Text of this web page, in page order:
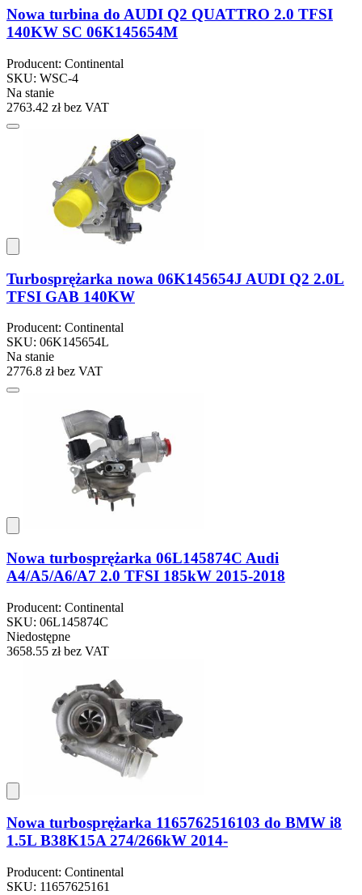
Nowa turbina do AUDI Q2 QUATTRO 2.0 TFSI
140KW SC 06K145654M
Producent: Continental
SKU: WSC-4
Na stanie
2763.42 złbez VAT
Turbosprężarka nowa 06K145654J AUDI Q2 2.0L
TFSI GAB 140KW
Producent: Continental
SKU: 06K145654L
Na stanie
2776.8 złbez VAT
Nowa turbosprężarka 06L145874C Audi
A4/A5/A6/A7 2.0 TFSI 185kW 2015-2018
Producent: Continental
SKU: 06L145874C
Niedostępne
3658.55 złbez VAT
Nowa turbosprężarka 1165762516103 do BMW i8
1.5L B38K15A 274/266kW 2014-
Producent: Continental
SKU: 11657625161